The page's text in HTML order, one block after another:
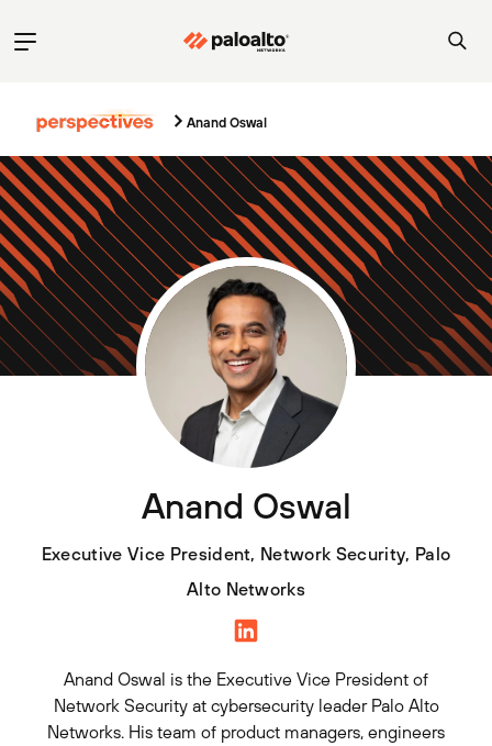
Anand Oswal
Anand Oswal
Executive Vice President, Network Security, Palo
Alto Networks
Anand Oswal is the Executive Vice President of
Network Security at cybersecurity leader Palo Alto
Networks. His team of product managers, engineers